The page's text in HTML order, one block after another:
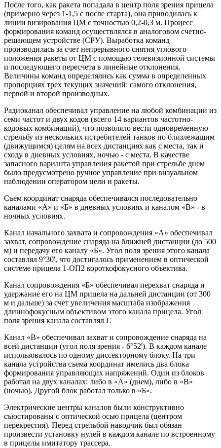
После того, как ракета попадала в центр поля зрения прицела
(примерно через 1-1,5 с после старта), она приводилась к
линии визирования ЦМ с точностью 0,2-0,3 м. Процесс
формирования команд осуществлялся в аналоговом счетно-
решающем устройстве (СРУ). Выработка команд
производилась за счет непрерывного снятия углового
положения ракеты от ЦМ с помощью телевизионной системы
и последующего пересчета в линейные отклонения.
Величины команд определялись как сумма в определенных
пропорциях трех текущих значений: самого отклонения,
первой и второй производных.
Радиоканал обеспечивал управление на любой комбинации из
семи частот и двух кодов (всего 14 вариантов частотно-
кодовых комбинаций), что позволяло вести одновременную
стрельбу из нескольких истребителей танков по близлежащим
(движущимся) целям на всех дистанциях как с места, так и
сходу в дневных условиях, ночью - с места. В качестве
запасного варианта управления ракетой при стрельбе днем
было предусмотрено ручное управление при визуальном
наблюдении оператором цели и ракеты.
Съем координат снаряда обеспечивался последовательно
каналами «А» и «Б» в дневных условиях и каналом «В» - в
ночных условиях.
Канал начального захвата и сопровождения «А» обеспечивал
захват, сопровождение снаряда на ближней дистанции (до 500
м) и передачу его каналу «Б». Угол поля зрения этого канала
составлял 9°30', что достигалось применением в оптической
системе прицела 1-ОП2 короткофокусного объектива.
Канал сопровождения «Б» обеспечивал перехват снаряда и
удержание его на ЦМ прицела на дальней дистанции (от 300
м и дальше) за счет увеличения масштаба изображения
длиннофокусным объективом этого канала прицела. Угол
поля зрения канала составлял Г.
Канал «В» обеспечивал захват и сопровождение снаряда на
всей дистанции (угол поля зрения - 6°52'). В каждом канале
использовалось по одному диссекторному блоку. На три
канала устройства съема координат имелись два блока
формирования управляющих напряжений. Один из блоков
работал на двух каналах: либо в «А» (днем), либо в «В»
(ночью). Другой блок работал только в «Б».
Электрические центры каналов были конструктивно
съюстированы с оптической осью прицела (центром
перекрестия). Перед стрельбой наводчик был обязан
произвести установку нулей в каждом канале по встроенному
в прицелы имитатору трассера.